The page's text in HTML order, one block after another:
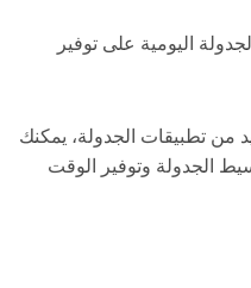
اليومية على توفير
من تطبيقات الجدولة، يمكنك
الجدولة وتوفير الوقت